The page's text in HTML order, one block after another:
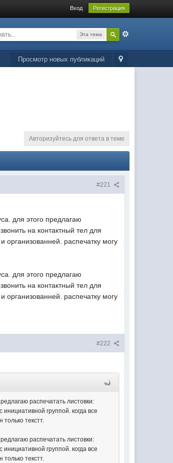
Вход Регистрация
Эта тема
Просмотр новых публикаций
Авторизуйтесь для ответа в теме
#221
для этого предлагаю
на контактный тел для
организованней. распечатку могу
для этого предлагаю
на контактный тел для
организованней. распечатку могу
#222
распечатать листовки:
группой. когда все
текстт.
распечатать листовки:
группой. когда все
текстт.